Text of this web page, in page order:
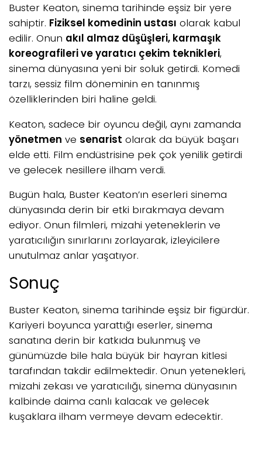
Buster Keaton, sinema tarihinde eşsiz bir yere
sahiptir. Fiziksel komedinin ustası olarak kabul
edilir. Onun akıl almaz düşüşleri, karmaşık
koreografileri ve yaratıcı çekim teknikleri,
sinema dünyasına yeni bir soluk getirdi. Komedi
tarzı, sessiz film döneminin en tanınmış
özelliklerinden biri haline geldi.
Keaton, sadece bir oyuncu değil, aynı zamanda
yönetmen ve senarist olarak da büyük başarı
elde etti. Film endüstrisine pek çok yenilik getirdi
ve gelecek nesillere ilham verdi.
Bugün hala, Buster Keaton’ın eserleri sinema
dünyasında derin bir etki bırakmaya devam
ediyor. Onun filmleri, mizahi yeteneklerin ve
yaratıcılığın sınırlarını zorlayarak, izleyicilere
unutulmaz anlar yaşatıyor.
Sonuç
Buster Keaton, sinema tarihinde eşsiz bir figürdür.
Kariyeri boyunca yarattığı eserler, sinema
sanatına derin bir katkıda bulunmuş ve
günümüzde bile hala büyük bir hayran kitlesi
tarafından takdir edilmektedir. Onun yetenekleri,
mizahi zekası ve yaratıcılığı, sinema dünyasının
kalbinde daima canlı kalacak ve gelecek
kuşaklara ilham vermeye devam edecektir.